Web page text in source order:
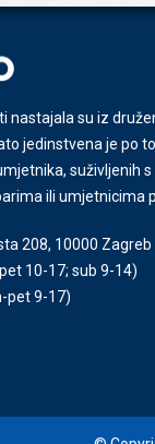
nastajala su iz
jedinstvena je po
suživljenih
ili umjetnicima
208, 10000 Zagreb
10-17; sub 9-14)
pet 9-17)